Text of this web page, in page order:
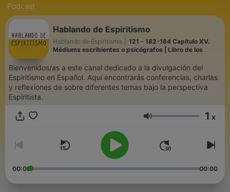
Podcast
Hablando de Espiritismo
Hablando de Espiritismo
121 - 182-184 Capítulo XV.
Médiums escribientes o psicógrafos | Libro de los
Bienvenidos/as a este canal dedicado a la divulgación del
Espiritismo en Español. Aquí encontrarás conferencias, charlas
y reflexiones de sobre diferentes temas bajo la perspectiva
Espiritista.
Volume 1 x
00:00 00:00